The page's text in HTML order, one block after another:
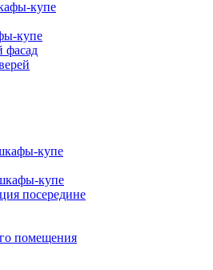
купе
купе
фасад
купе
купе
посередине
помещения